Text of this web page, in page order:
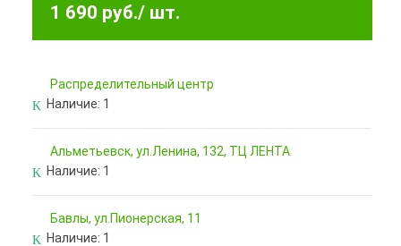
1 690 руб./ шт.
Pаспределительный центр
Наличие: 1
Альметьевск, ул.Ленина, 132, ТЦ ЛЕНТА
Наличие: 1
Бавлы, ул.Пионерская, 11
Наличие: 1